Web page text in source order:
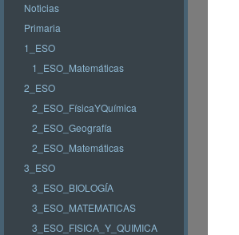
Noticias
Primaria
1_ESO
1_ESO_Matemáticas
2_ESO
2_ESO_FísicaYQuímica
2_ESO_Geografía
2_ESO_Matemáticas
3_ESO
3_ESO_BIOLOGÍA
3_ESO_MATEMATICAS
3_ESO_FISICA_Y_QUIMICA